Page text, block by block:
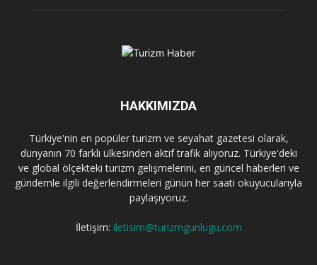
HAKKIMIZDA
Türkiye'nin en popüler turizm ve seyahat gazetesi olarak,
dünyanın 70 farklı ülkesinden aktif trafik alıyoruz. Türkiye'deki
ve global ölçekteki turizm gelişmelerini, en güncel haberleri ve
gündemle ilgili değerlendirmeleri günün her saati okuyucularıyla
paylaşıyoruz.
İletişim: iletisim@turizmgunlugu.com